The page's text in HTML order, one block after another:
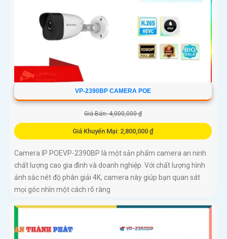
VP-2390BP CAMERA POE
Giá Bán: 4,000,000 ₫
Giá Khuyến Mại: 2,800,000 ₫
Camera IP POEVP-2390BP là một sản phẩm camera an ninh
chất lượng cao gia đình và doanh nghiệp. Với chất lượng hình
ảnh sắc nét độ phân giải 4K, camera này giúp bạn quan sát
mọi góc nhìn một cách rõ ràng